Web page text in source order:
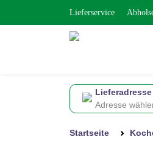
Lieferservice
Lieferadresse
Adresse
Startseite